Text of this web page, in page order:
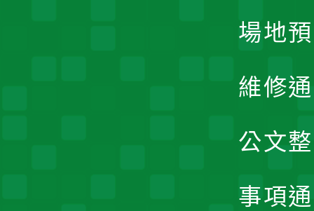
場地
維修
公文
事項